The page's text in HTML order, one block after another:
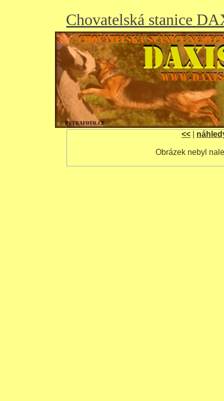
Chovatelská stanice
<<
Obrázek nebyl